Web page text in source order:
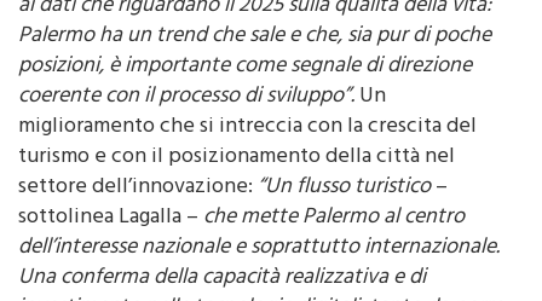
questi motivi di soddisfazione che si accompagnano
ai dati che riguardano il 2025 sulla qualità della vita:
Palermo ha un trend che sale e che, sia pur di poche
posizioni, è importante come segnale di direzione
coerente con il processo di sviluppo”.Un
miglioramento che si intreccia con la crescita del
turismo e con il posizionamento della città nel
settore dell’innovazione:“Un flusso turistico–
sottolinea Lagalla –che mette Palermo al centro
dell’interesse nazionale e soprattutto internazionale.